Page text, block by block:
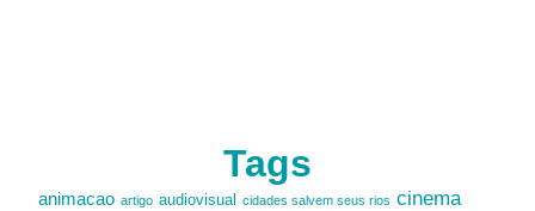
Tags
animacao artigo audiovisual cidades salvem seus rios cinema